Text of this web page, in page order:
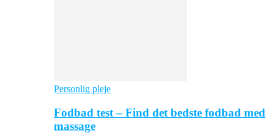
Personlig pleje
Fodbad test – Find det bedste fodbad med
massage